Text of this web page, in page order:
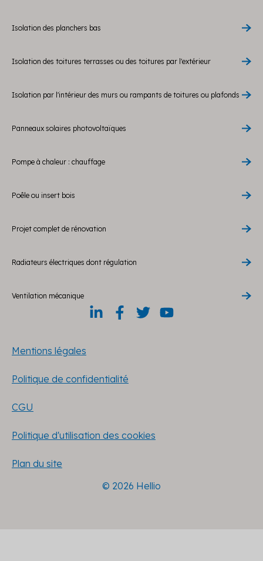
Isolation des planchers bas
Isolation des toitures terrasses ou des toitures par l'extérieur
Isolation par l'intérieur des murs ou rampants de toitures ou plafonds
Panneaux solaires photovoltaïques
Pompe à chaleur : chauffage
Poêle ou insert bois
Projet complet de rénovation
Radiateurs électriques dont régulation
Ventilation mécanique
Mentions légales
Politique de confidentialité
CGU
Politique d'utilisation des cookies
Plan du site
© 2026 Hellio